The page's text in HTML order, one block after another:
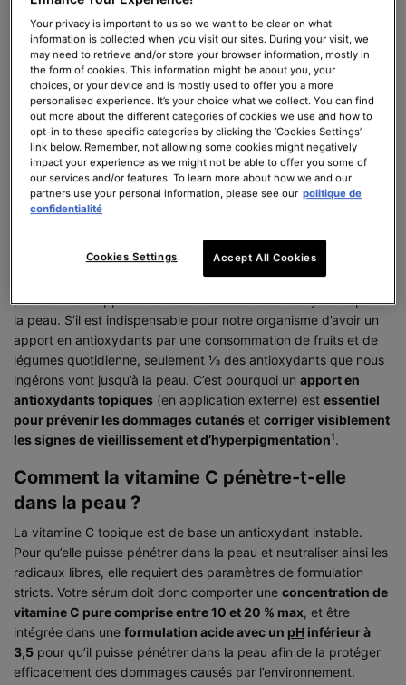
vitamine C et nous y répondons dans cet article.
Pourquoi est-il important d’utiliser un
sérum antioxydant ?
C’est la question qui revient très souvent : "Pourquoi appliquer
unsérum antioxydant alors que je m’en suis passée pendant
des années ?" Notre peau se défend naturellement contre les
agressions extérieures en interceptant les radicaux libres,
responsables du vieillissement de la peau. Mais son capital
Vous allez nous dire qu’une alimentation variée et équilibrée
peut suffire à apporter la dose nécessaire d’antioxydants pour
la peau. S’il est indispensable pour notre organisme d’avoir un
apport en antioxydants par une consommation de fruits et de
légumes quotidienne, seulement ⅓ des antioxydants que nous
ingérons vont jusqu’à la peau. C’est pourquoi un apport en
antioxydants topiques (en application externe) est essentiel
pour prévenir les dommages cutanés et corriger visiblement
les signes de vieillissement et d’hyperpigmentation1.
Comment la vitamine C pénètre-t-elle
dans la peau ?
La vitamine C topique est de base un antioxydant instable.
Pour qu’elle puisse pénétrer dans la peau et neutraliser ainsi les
radicaux libres, elle requiert des paramètres de formulation
stricts. Votre sérum doit donc comporter une concentration de
vitamine C pure comprise entre 10 et 20 % max, et être
intégrée dans une formulation acide avec un pH inférieur à
3,5 pour qu’il puisse pénétrer dans la peau afin de la protéger
efficacement des dommages causés par l’environnement.
Your privacy is important to us so we want to be clear on what
information is collected when you visit our sites. During your visit, we
may need to retrieve and/or store your browser information, mostly in
the form of cookies. This information might be about you, your
choices, or your device and is mostly used to offer you a more
personalised experience. It’s your choice what we collect. You can find
out more about the different categories of cookies we use and how to
opt-in to these specific categories by clicking the ‘Cookies Settings’
link below. Remember, not allowing some cookies might negatively
impact your experience as we might not be able to offer you some of
our services and/or features. To learn more about how we and our
partners use your personal information, please see our politique de
confidentialité
Cookies Settings Accept All Cookies